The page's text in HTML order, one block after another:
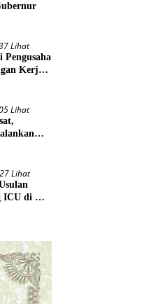
Lihat
Pengusaha
Kerja
Lihat
Lihat
di RS